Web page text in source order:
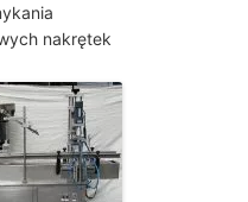
nakrętek